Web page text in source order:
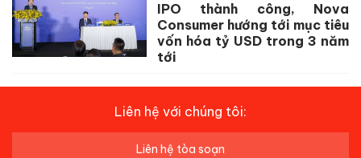
IPO thành công, Nova
Consumer hướng tới mục tiêu
vốn hóa tỷ USD trong 3 năm
tới
Liên hệ với chúng tôi:
Liên hệ tòa soạn